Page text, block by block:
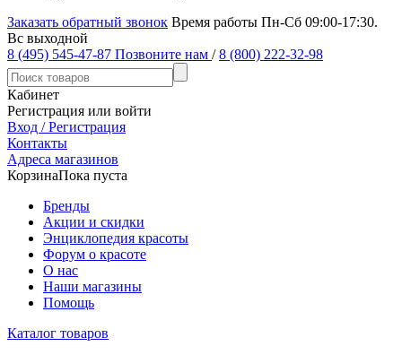
Заказать обратный звонок Время работы Пн-Сб 09:00-17:30.
Вс выходной
8 (495) 545-47-87 Позвоните нам / 8 (800) 222-32-98
Кабинет
Регистрация или войти
Вход / Регистрация
Контакты
Адреса магазинов
КорзинаПока пуста
Бренды
Акции и скидки
Энциклопедия красоты
Форум о красоте
О нас
Наши магазины
Помощь
Каталог товаров